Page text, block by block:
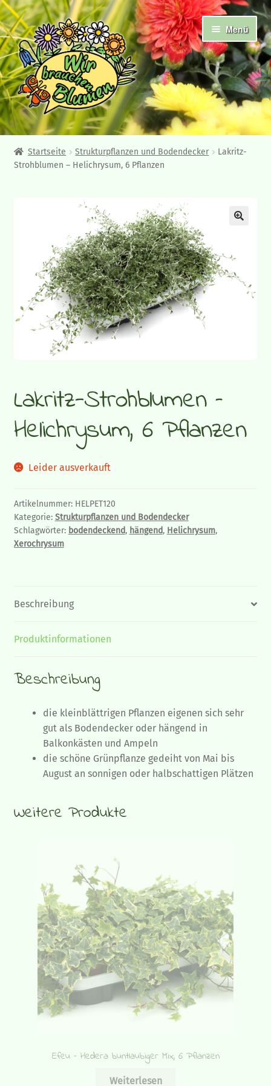
Zur
Navigation
springen
Zum
Inhalt
springen
Menü
Abholshop
Angebote und Neuheiten
Beet- und Balkonpflanzen
Gemüsepflanzen
Sommerflor
Gräser und Blattschmuckpflanzen
Strukturpflanzen und Bodendecker
Herbstpflanzen und Stauden
Startseite Strukturpflanzen und Bodendecker
Lakritz-
Strohblumen – Helichrysum, 6 Pflanzen
Lakritz-Strohblumen –
Helichrysum, 6 Pflanzen
Leider ausverkauft
Artikelnummer: HELPET120
Kategorie: Strukturpflanzen und Bodendecker
Schlagwörter: bodendeckend, hängend, Helichrysum,
Xerochrysum
Beschreibung
Produktinformationen
Beschreibung
die kleinblättrigen Pflanzen eigenen sich sehr
gut als Bodendecker oder hängend in
Balkonkästen und Ampeln
die schöne Grünpflanze gedeiht von Mai bis
August an sonnigen oder halbschattigen Plätzen
Weitere Produkte
Efeu – Hedera buntlaubiger Mix, 6 Pflanzen
Weiterlesen